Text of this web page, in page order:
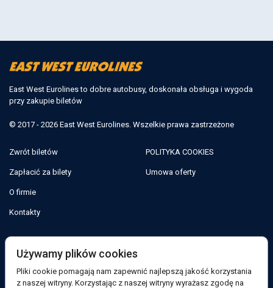
East West Eurolines to dobre autobusy, doskonała obsługa i wygoda
przy zakupie biletów
© 2017 - 2026 East West Eurolines. Wszelkie prawa zastrzeżone
Zwrót biletów
Zapłacić za bilety
O firmie
Kontakty
POLITYKA COOKIES
Umowa oferty
Facebook
Używamy plików cookies
Pliki cookie pomagają nam zapewnić najlepszą jakość korzystania
z naszej witryny. Korzystając z naszej witryny wyrażasz zgodę na